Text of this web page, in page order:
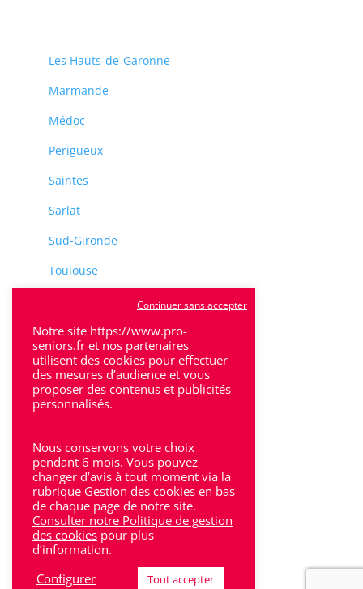
Les Hauts-de-Garonne
Marmande
Médoc
Perigueux
Saintes
Sarlat
Sud-Gironde
Toulouse
Villeneuve-Sur-Lot
Bron
Lyon
Lyon 6
Villeurbanne
Calluire
Notre site https://www.pro-
seniors.fr et nos partenaires
utilisent des cookies pour effectuer
des mesures d’audience et vous
proposer des contenus et publicités
personnalisés.
Nous conservons votre choix
pendant 6 mois. Vous pouvez
changer d’avis à tout moment via la
rubrique Gestion des cookies en bas
de chaque page de notre site.
Consulter notre Politique de gestion
des cookies pour plus
d’information.
Configurer
Continuer sans accepter
Tout accepter